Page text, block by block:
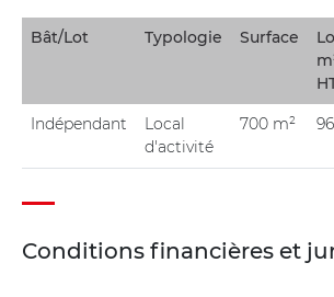
Bât/Lot Typologie Surface
Indépendant
Local
d'activité
700 m²
Conditions financières et